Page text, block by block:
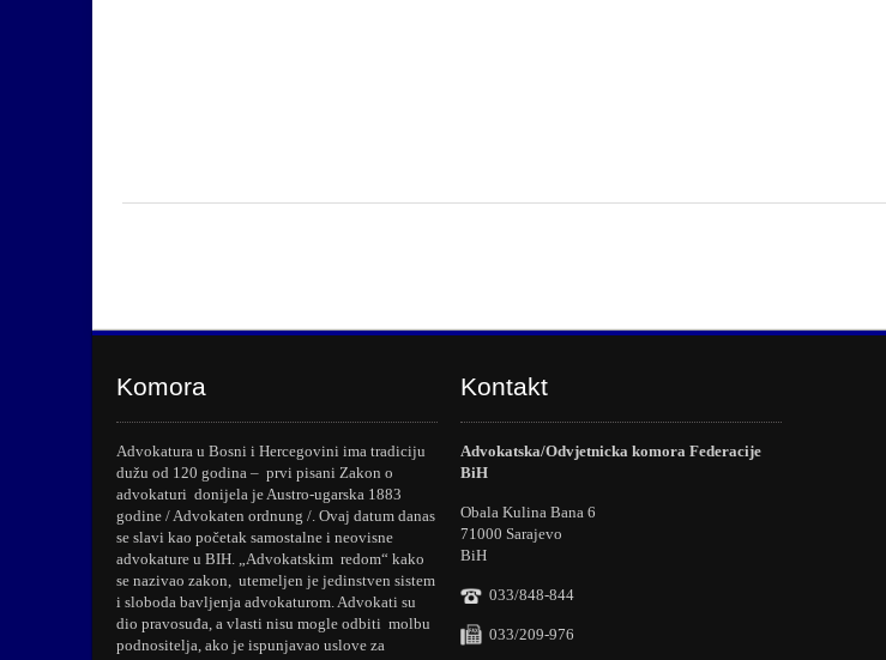
Komora
Advokatura u Bosni i Hercegovini ima tradiciju
dužu od 120 godina – prvi pisani Zakon o
advokaturi donijela je Austro-ugarska 1883
godine / Advokaten ordnung /. Ovaj datum danas
se slavi kao početak samostalne i neovisne
advokature u BIH. „Advokatskim redom“ kako
se nazivao zakon, utemeljen je jedinstven sistem
i sloboda bavljenja advokaturom. Advokati su
dio pravosuđa, a vlasti nisu mogle odbiti molbu
podnositelja, ako je ispunjavao uslove za
Kontakt
Advokatska/Odvjetnicka komora Federacije
BiH
Obala Kulina Bana 6
71000 Sarajevo
BiH
033/848-844
033/209-976